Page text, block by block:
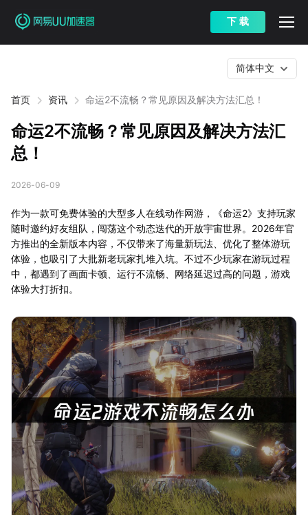
下 载
首页 资讯 命运2不流畅？常见原因及解决方法汇总！
简体中文
命运2不流畅？常见原因及解决方法汇
总！
2026-06-09
作为一款可免费体验的大型多人在线动作网游，《命运2》支持玩家
随时邀约好友组队，闯荡这个动态迭代的开放宇宙世界。2026年官
方推出的全新版本内容，不仅带来了海量新玩法、优化了整体游玩
体验，也吸引了大批新老玩家扎堆入坑。不过不少玩家在游玩过程
中，都遇到了画面卡顿、运行不流畅、网络延迟过高的问题，游戏
体验大打折扣。